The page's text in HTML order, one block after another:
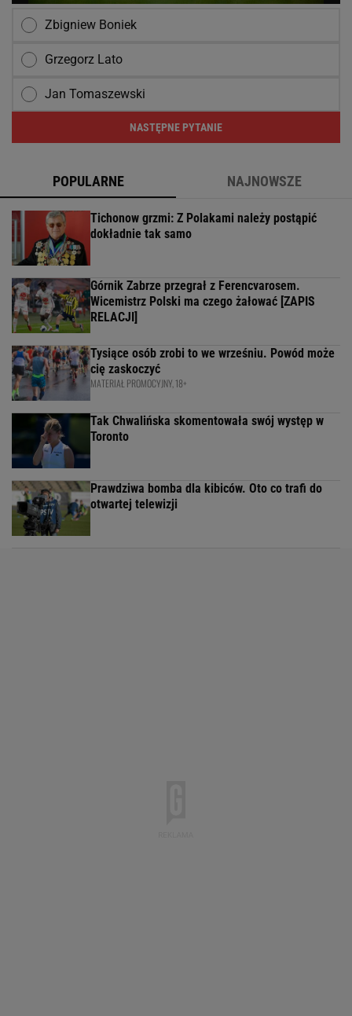
Zbigniew Boniek
Grzegorz Lato
Jan Tomaszewski
NASTĘPNE PYTANIE
POPULARNE NAJNOWSZE
Tichonow grzmi: Z Polakami należy postąpić
dokładnie tak samo
Górnik Zabrze przegrał z Ferencvarosem.
Wicemistrz Polski ma czego żałować [ZAPIS
RELACJI]
Tysiące osób zrobi to we wrześniu. Powód może
cię zaskoczyć
MATERIAŁ PROMOCYJNY, 18+
Tak Chwalińska skomentowała swój występ w
Toronto
Prawdziwa bomba dla kibiców. Oto co trafi do
otwartej telewizji